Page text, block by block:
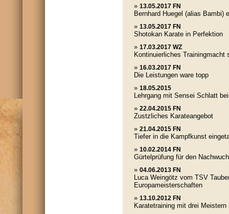
» 13.05.2017 FN
Bernhard Huegel (alias Bambi)
» 13.05.2017 FN
Shotokan Karate in Perfektion
» 17.03.2017 WZ
Kontinuierliches Trainingmacht
» 16.03.2017 FN
Die Leistungen ware topp
» 18.05.2015
Lehrgang mit Sensei Schlatt
» 22.04.2015 FN
Zustzliches Karateangebot
» 21.04.2015 FN
Tiefer in die Kampfkunst
» 10.02.2014 FN
Gürtelprüfung für den
» 04.06.2013 FN
Luca Weingötz vom TSV
Europameisterschaften
» 13.10.2012 FN
Karatetraining mit drei